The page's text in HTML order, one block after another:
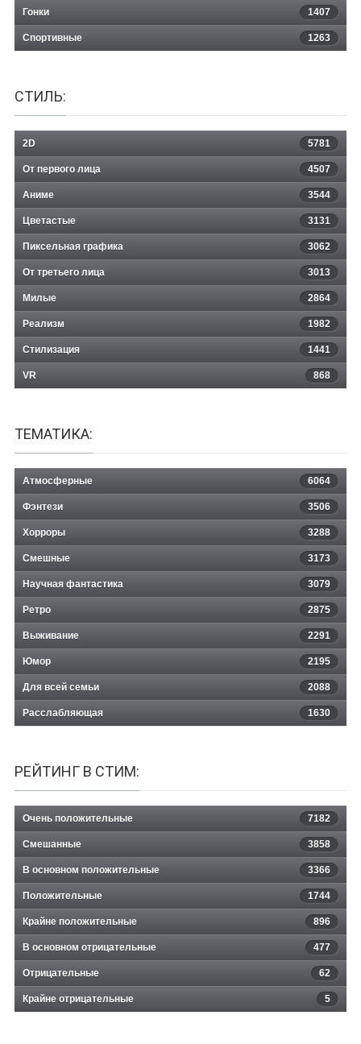
Гонки 1407
Спортивные 1263
СТИЛЬ:
2D 5781
От первого лица 4507
Аниме 3544
Цветастые 3131
Пиксельная графика 3062
От третьего лица 3013
Милые 2864
Реализм 1982
Стилизация 1441
VR 868
ТЕМАТИКА:
Атмосферные 6064
Фэнтези 3506
Хорроры 3288
Смешные 3173
Научная фантастика 3079
Ретро 2875
Выживание 2291
Юмор 2195
Для всей семьи 2088
Расслабляющая 1630
РЕЙТИНГ В СТИМ:
Очень положительные 7182
Смешанные 3858
В основном положительные 3366
Положительные 1744
Крайне положительные 896
В основном отрицательные 477
Отрицательные 62
Крайне отрицательные 5